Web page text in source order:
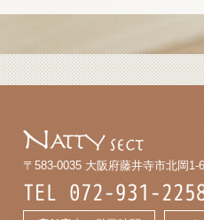
〒583-0035 大阪府藤井寺市北岡1-
TEL 072-931-